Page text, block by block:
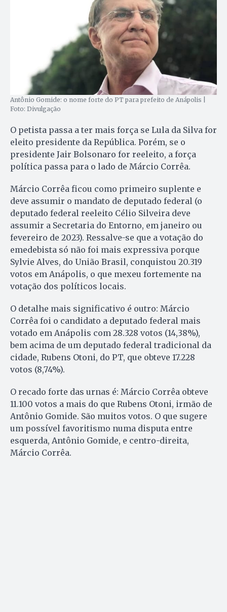
Antônio Gomide: o nome forte do PT para prefeito de Anápolis |
Foto: Divulgação
O petista passa a ter mais força se Lula da Silva for
eleito presidente da República. Porém, se o
presidente Jair Bolsonaro for reeleito, a força
política passa para o lado de Márcio Corrêa.
Márcio Corrêa ficou como primeiro suplente e
deve assumir o mandato de deputado federal (o
deputado federal reeleito Célio Silveira deve
assumir a Secretaria do Entorno, em janeiro ou
fevereiro de 2023). Ressalve-se que a votação do
emedebista só não foi mais expressiva porque
Sylvie Alves, do União Brasil, conquistou 20.319
votos em Anápolis, o que mexeu fortemente na
votação dos políticos locais.
O detalhe mais significativo é outro: Márcio
Corrêa foi o candidato a deputado federal mais
votado em Anápolis com 28.328 votos (14,38%),
bem acima de um deputado federal tradicional da
cidade, Rubens Otoni, do PT, que obteve 17.228
votos (8,74%).
O recado forte das urnas é: Márcio Corrêa obteve
11.100 votos a mais do que Rubens Otoni, irmão de
Antônio Gomide. São muitos votos. O que sugere
um possível favoritismo numa disputa entre
esquerda, Antônio Gomide, e centro-direita,
Márcio Corrêa.